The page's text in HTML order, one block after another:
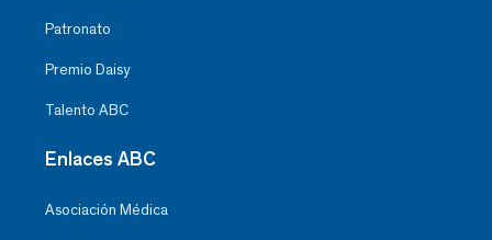
Patronato
Premio Daisy
Talento ABC
Enlaces ABC
Asociación Médica